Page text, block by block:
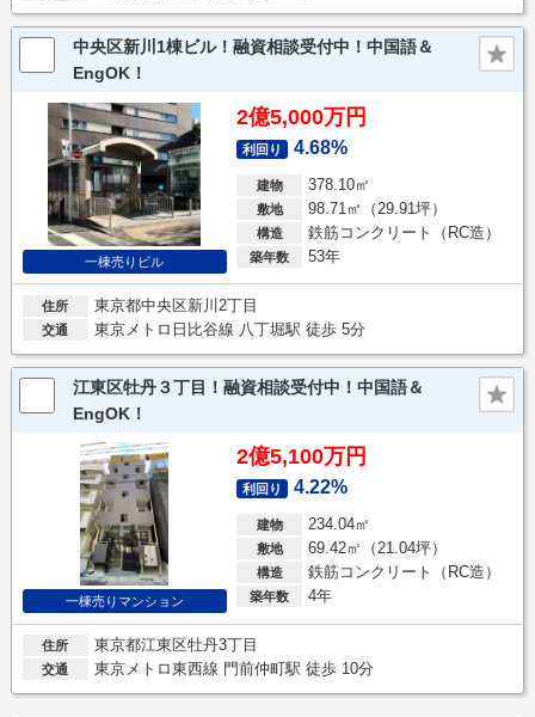
中央区新川1棟ビル！融資相談受付中！中国語＆
EngOK！
一棟売りビル
2億5,000万円
利回り 4.68%
建物 378.10㎡
敷地 98.71㎡（29.91坪）
構造 鉄筋コンクリート（RC造）
築年数 53年
住所 東京都中央区新川2丁目
交通 東京メトロ日比谷線 八丁堀駅 徒歩 5分
江東区牡丹３丁目！融資相談受付中！中国語＆
EngOK！
一棟売りマンション
2億5,100万円
利回り 4.22%
建物 234.04㎡
敷地 69.42㎡（21.04坪）
構造 鉄筋コンクリート（RC造）
築年数 4年
住所 東京都江東区牡丹3丁目
交通 東京メトロ東西線 門前仲町駅 徒歩 10分